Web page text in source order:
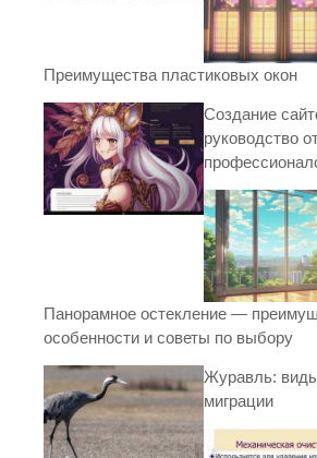
Преимущества пластиковых окон
Создание
руководство
Панорамное остекление —
особенности и советы по выбору
Журавль:
миграции